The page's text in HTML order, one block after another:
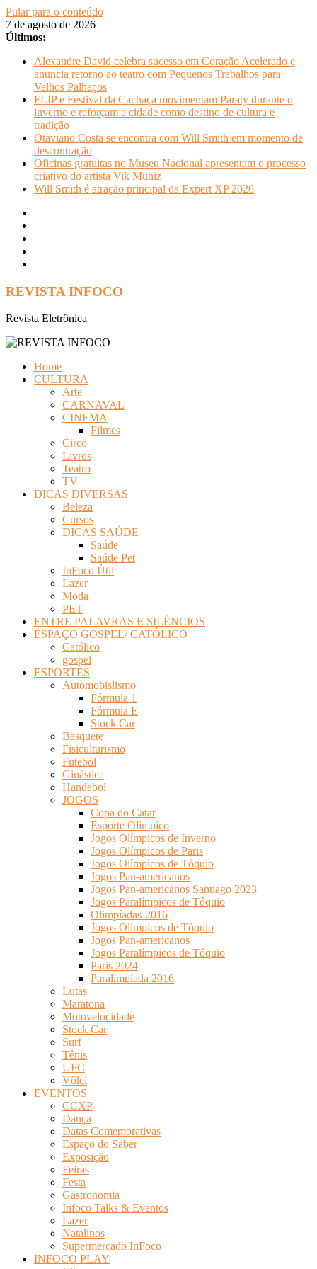
Pular para o conteúdo
7 de agosto de 2026
Últimos:
Alexandre David celebra sucesso em Coração Acelerado e
anuncia retorno ao teatro com Pequenos Trabalhos para
Velhos Palhaços
FLIP e Festival da Cachaça movimentam Paraty durante o
inverno e reforçam a cidade como destino de cultura e
tradição
Otaviano Costa se encontra com Will Smith em momento de
descontração
Oficinas gratuitas no Museu Nacional apresentam o processo
criativo do artista Vik Muniz
Will Smith é atração principal da Expert XP 2026
REVISTA INFOCO
Revista Eletrônica
Home
CULTURA
Arte
CARNAVAL
CINEMA
Filmes
Circo
Livros
Teatro
TV
DICAS DIVERSAS
Beleza
Cursos
DICAS SAÚDE
Saúde
Saúde Pet
InFoco Útil
Lazer
Moda
PET
ENTRE PALAVRAS E SILÊNCIOS
ESPAÇO GOSPEL/ CATÓLICO
Católico
gospel
ESPORTES
Automobislismo
Fórmula 1
Fórmula E
Stock Car
Basquete
Fisiculturismo
Futebol
Ginástica
Handebol
JOGOS
Copa do Catar
Esporte Olímpico
Jogos Olímpicos de Inverno
Jogos Olímpicos de Paris
Jogos Olímpicos de Tóquio
Jogos Pan-americanos
Jogos Pan-americanos Santiago 2023
Jogos Paralímpicos de Tóquio
Olimpíadas-2016
Jogos Olímpicos de Tóquio
Jogos Pan-americanos
Jogos Paralímpicos de Tóquio
Paris 2024
Paralimpíada 2016
Lutas
Maratona
Motovelocidade
Stock Car
Surf
Tênis
UFC
Vôlei
EVENTOS
CCXP
Dança
Datas Comemorativas
Espaço do Saber
Exposição
Feiras
Festa
Gastronomia
Infoco Talks & Eventos
Lazer
Natalinos
Supermercado InFoco
INFOCO PLAY